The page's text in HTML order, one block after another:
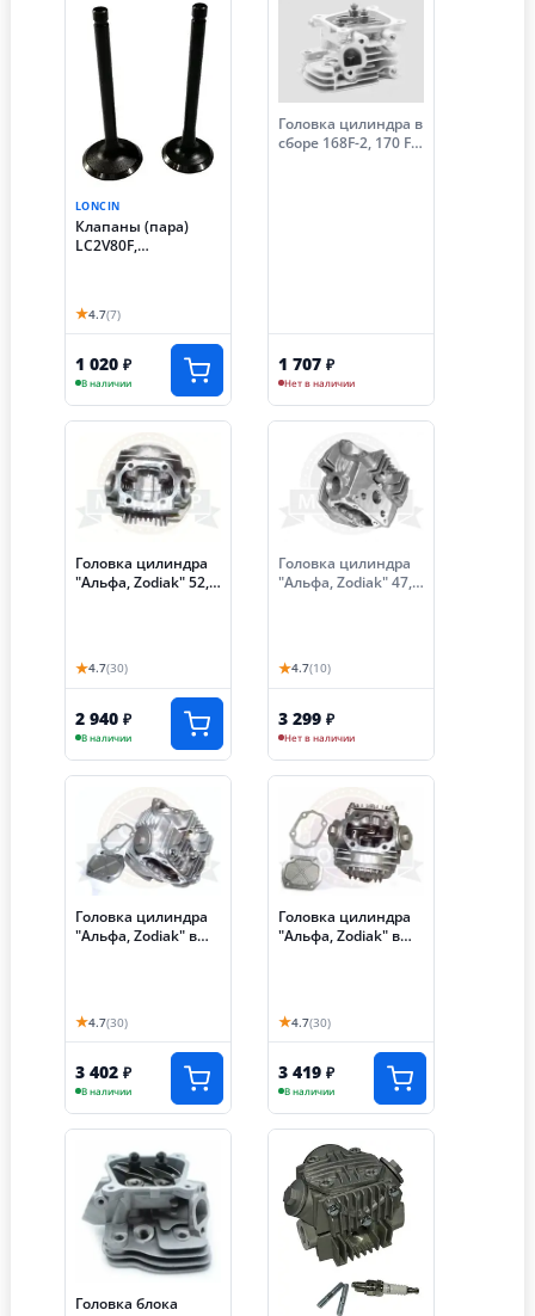
LONCIN
Клапаны (пара)
LC2V80F,
★4.7(7)
1 020 ₽
В наличии
Головка цилиндра в
сборе 168F-2, 170 F
1 707 ₽
Нет в наличии
Головка цилиндра
"Альфа, Zodiak" 52,4
★4.7(30)
2 940 ₽
В наличии
Головка цилиндра
"Альфа, Zodiak" 47,0
крышки кл.
★4.7(10)
3 299 ₽
Нет в наличии
Головка цилиндра
"Альфа, Zodiak" в
т.д.) (ГБЦ)
★4.7(30)
3 402 ₽
В наличии
Головка цилиндра
"Альфа, Zodiak" в
(ГБЦ)
★4.7(30)
3 419 ₽
В наличии
Головка блока